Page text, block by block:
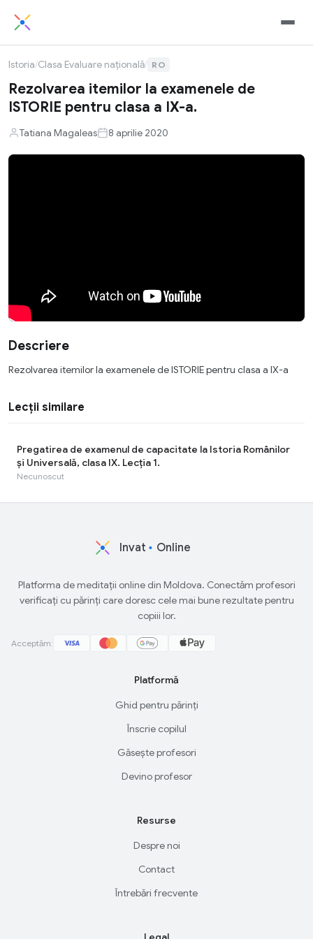
Istoria/Clasa Evaluare națională/ RO
Rezolvarea itemilor la examenele de
ISTORIE pentru clasa a IX-a.
Tatiana Magaleas 8 aprilie 2020
Descriere
Rezolvarea itemilor la examenele de ISTORIE pentru clasa a IX-a
Lecții similare
Pregatirea de examenul de capacitate la Istoria Românilor
și Universală, clasa IX. Lecția 1.
Necunoscut
Invat Online
Platforma de meditații online din Moldova. Conectăm profesori
verificați cu părinți care doresc cele mai bune rezultate pentru
copiii lor.
Acceptăm:
Platformă
Ghid pentru părinți
Înscrie copilul
Găsește profesori
Devino profesor
Resurse
Despre noi
Contact
Întrebări frecvente